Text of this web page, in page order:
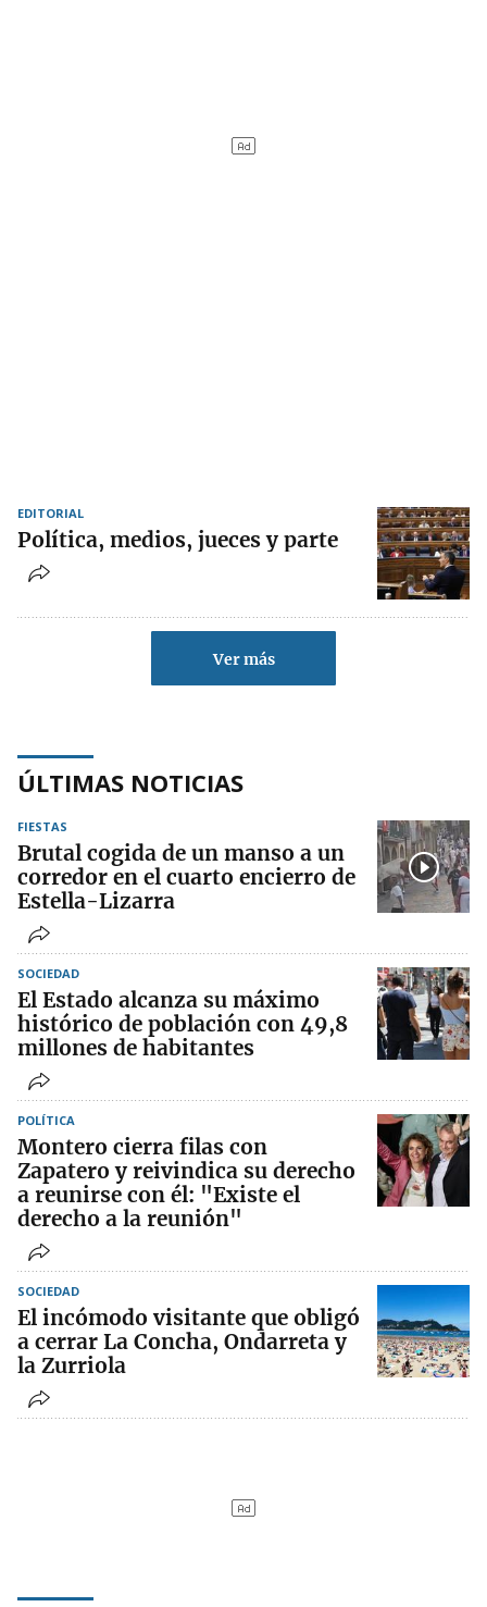
EDITORIAL
Política, medios, jueces y parte
Ver más
ÚLTIMAS NOTICIAS
FIESTAS
Brutal cogida de un manso a un
corredor en el cuarto encierro de
Estella-Lizarra
SOCIEDAD
El Estado alcanza su máximo
histórico de población con 49,8
millones de habitantes
POLÍTICA
Montero cierra filas con
Zapatero y reivindica su derecho
a reunirse con él: "Existe el
derecho a la reunión"
SOCIEDAD
El incómodo visitante que obligó
a cerrar La Concha, Ondarreta y
la Zurriola